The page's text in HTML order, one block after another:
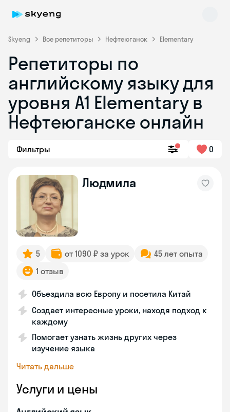
Skyeng Все репетиторы Нефтеюганск Elementary
Репетиторы по
английскому языку для
уровня A1 Elementary в
Нефтеюганске онлайн
Фильтры 0
Людмила
5 от 1090 ₽ за урок
45 лет опыта
1 отзыв
Объездила всю Европу и посетила Китай
Создает интересные уроки, находя подход к
каждому
Помогает узнать жизнь других через
изучение языка
Читать дальше
Услуги и цены
Skyeng Chat